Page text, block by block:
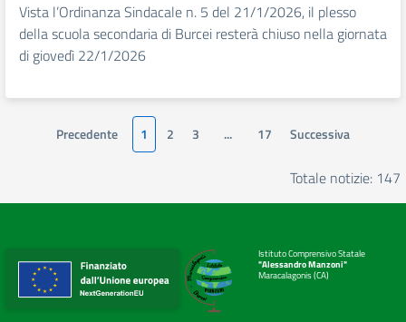
Vista l’Ordinanza Sindacale n. 5 del 21/1/2026, il plesso
della scuola secondaria di Burcei resterà chiuso nella giornata
di giovedì 22/1/2026
Precedente 1 2 3 ... 17 Successiva
Totale notizie: 147
Istituto Comprensivo Statale
"Alessandro Manzoni"
Maracalagonis (CA)